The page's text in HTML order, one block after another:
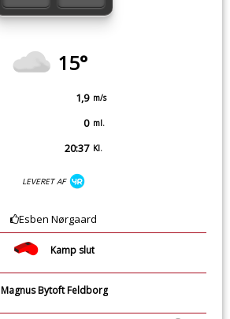
15°
1,9 m/s
0 ml.
20:37 Kl.
LEVERET AF
Esben Nørgaard
Kamp slut
Magnus Bytoft Feldborg